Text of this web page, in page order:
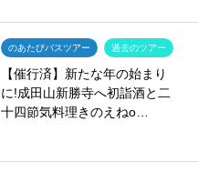
のあたびバスツアー 過去のツアー
【催行済】新たな年の始まり
に!成田山新勝寺へ初詣酒と二
十四節気料理きのえねo…